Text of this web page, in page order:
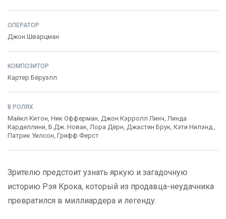
ОПЕРАТОР
Джон Шварцман
КОМПОЗИТОР
Картер Бёруэлл
В РОЛЯХ
Майкл Китон, Ник Офферман, Джон Кэрролл Линч, Линда
Карделлини, Б.Дж. Новак, Лора Дёрн, Джастин Брук, Кэти Нилэнд.,
Патрик Уилсон, Грифф Ферст
Зрителю предстоит узнать яркую и загадочную
историю Рэя Крока, который из продавца-неудачника
превратился в миллиардера и легенду.